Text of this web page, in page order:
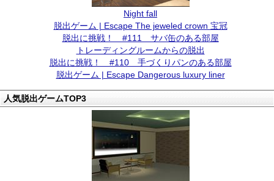
Night fall
脱出ゲーム | Escape The jeweled crown 宝冠
脱出に挑戦！ #111 サバ缶のある部屋
トレーディングルームからの脱出
脱出に挑戦！ #110 手づくりパンのある部屋
脱出ゲーム | Escape Dangerous luxury liner
人気脱出ゲームTOP3